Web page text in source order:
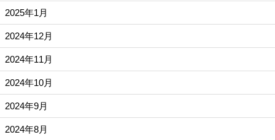
2025年1月
2024年12月
2024年11月
2024年10月
2024年9月
2024年8月